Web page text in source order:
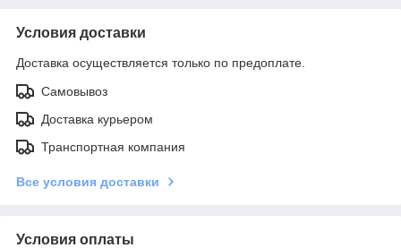
Условия доставки
Доставка осуществляется только по предоплате.
Самовывоз
Доставка курьером
Транспортная компания
Все условия доставки
Условия оплаты